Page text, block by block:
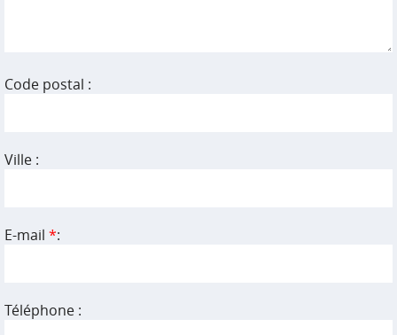
Code postal :
Ville :
E-mail *:
Téléphone :